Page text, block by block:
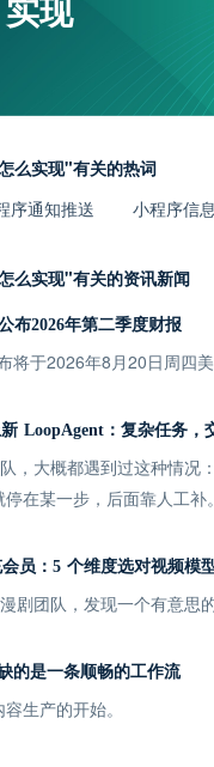
实现
么实现"有关的热词
序通知推送 小程序信
么实现"有关的资讯新闻
布2026年第二季度财报
将于2026年8月20日周四
LoopAgent：复杂任务，
，大概都遇到过这种情况
在某一步，后面靠人工补。
员：5 个维度选对视频模
剧团队，发现一个有意思
的是一条顺畅的工作流
生产的开始。